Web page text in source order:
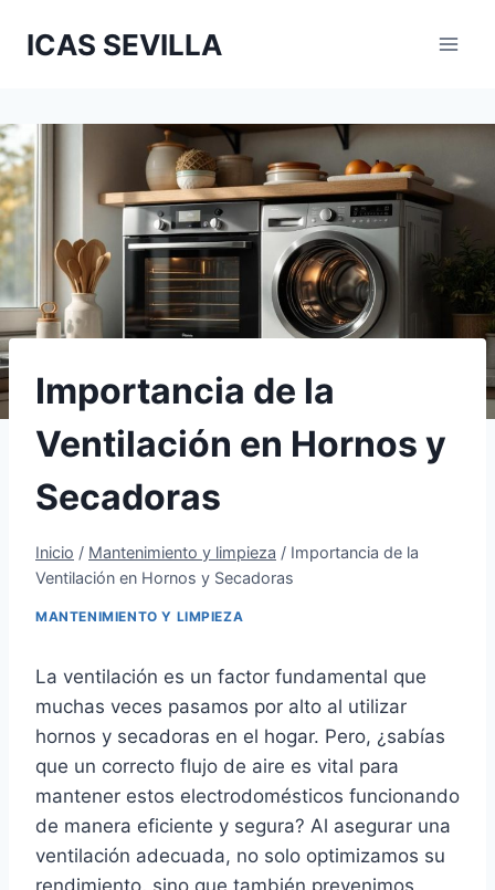
ICAS SEVILLA
Importancia de la
Ventilación en Hornos y
Secadoras
Inicio / Mantenimiento y limpieza / Importancia de la
Ventilación en Hornos y Secadoras
MANTENIMIENTO Y LIMPIEZA
La ventilación es un factor fundamental que
muchas veces pasamos por alto al utilizar
hornos y secadoras en el hogar. Pero, ¿sabías
que un correcto flujo de aire es vital para
mantener estos electrodomésticos funcionando
de manera eficiente y segura? Al asegurar una
ventilación adecuada, no solo optimizamos su